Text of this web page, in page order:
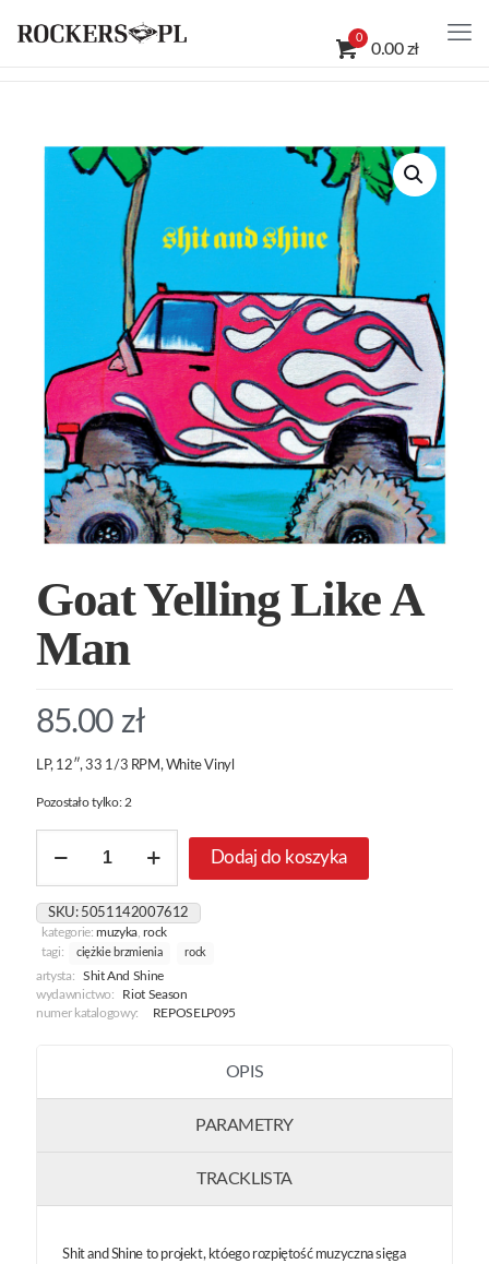
0
0.00 zł
Goat Yelling Like A
Man
85.00 zł
LP, 12″, 33 1/3 RPM, White Vinyl
Pozostało tylko: 2
Goat
Like
A
Dodaj do koszyka
SKU: 5051142007612
kategorie:muzyka,rock
tagi:
ciężkie brzmienia rock
artysta:
Shit And Shine
wydawnictwo:
Riot Season
numer katalogowy:
REPOSELP095
OPIS
PARAMETRY
TRACKLISTA
Shit and Shine to projekt, któego rozpiętość muzyczna sięga